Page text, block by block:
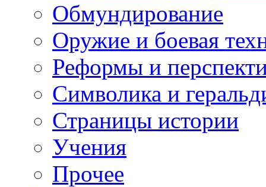
Обмундирование
Оружие и боевая
Реформы и
Символика и
Страницы истории
Учения
Прочее